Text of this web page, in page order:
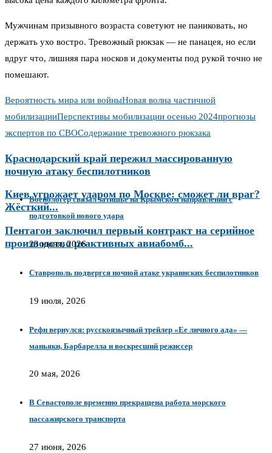
Мужчинам призывного возраста советуют не паниковать, но
держать ухо востро. Тревожный рюкзак — не панацея, но если
вдруг что, лишняя пара носков и документы под рукой точно не
помешают.
Вероятность мира или войныНовая волна частичной
мобилизацииПерспективы мобилизации осенью 2024прогнозы
экспертов по СВОСодержание тревожного рюкзака
Краснодарский край пережил массированную
ночную атаку беспилотников
Киев угрожает ударом по Москве: сможет ли враг?
Жёсткий...
Пентагон заключил первый контракт на серийное
производство реактивных авиабомб...
Военблогер связал затишье на Крымском направлении с
подготовкой нового удара
23 июня, 2026
Ставрополь подвергся ночной атаке украинских беспилотников
19 июля, 2026
Рефн вернулся: русскоязычный трейлер «Ее личного ада» —
маньяки, Барбарелла и воскресший режиссер
20 мая, 2026
В Севастополе временно прекращена работа морского
пассажирского транспорта
27 июня, 2026